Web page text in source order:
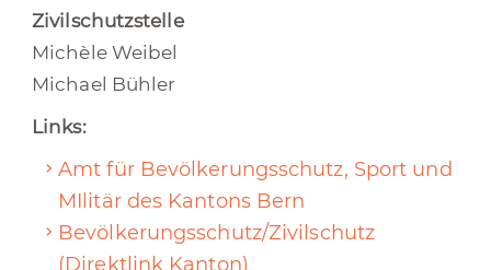
Zivilschutzstelle
Michèle Weibel
Michael Bühler
Links:
Amt für Bevöl kerungsschutz, Sport und
MIlitär des Kantons Bern
Bevölkerungsschutz/Zivilschutz
(Direktlink Kanton)